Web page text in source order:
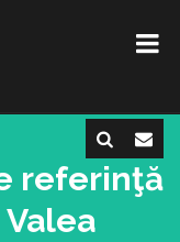
referinţă